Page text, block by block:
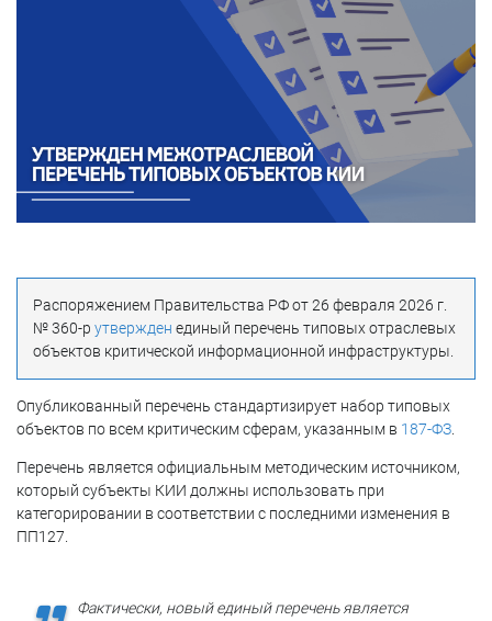
Распоряжением Правительства РФ от 26 февраля 2026 г.
№ 360-р утвержден единый перечень типовых отраслевых
объектов критической информационной инфраструктуры.
Опубликованный перечень стандартизирует набор типовых
объектов по всем критическим сферам, указанным в 187-ФЗ.
Перечень является официальным методическим источником,
который субъекты КИИ должны использовать при
категорировании в соответствии с последними изменения в
ПП127.
Фактически, новый единый перечень является